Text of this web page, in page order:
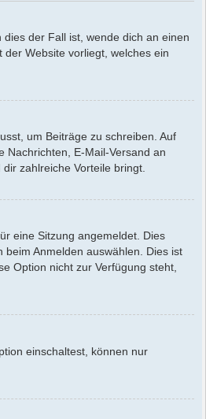
der Fall ist, wende dich an einen
Website vorliegt, welches ein
um Beiträge zu schreiben. Auf
Nachrichten, E-Mail-Versand an
zahlreiche Vorteile bringt.
eine Sitzung angemeldet. Dies
Anmelden auswählen. Dies ist
Option nicht zur Verfügung steht,
einschaltest, können nur